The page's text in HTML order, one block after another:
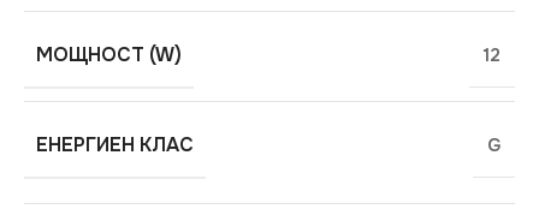
МОЩНОСТ (W) 12
ЕНЕРГИЕН КЛАС G